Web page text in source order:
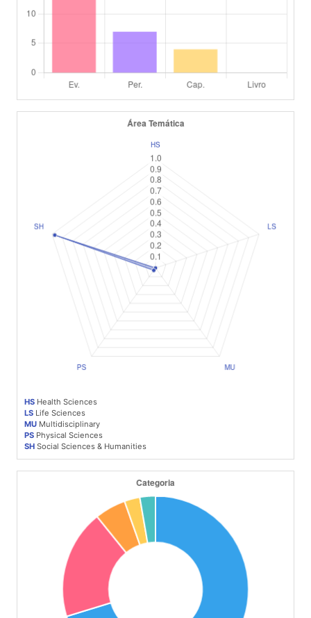
HS Health Sciences
LS Life Sciences
MU Multidisciplinary
PS Physical Sciences
SH Social Sciences & Humanities